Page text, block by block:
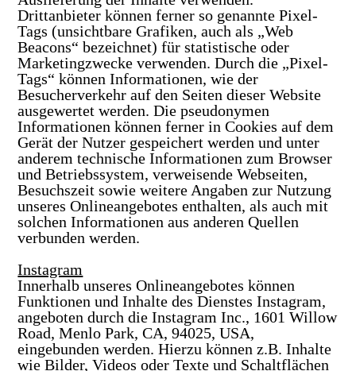
Drittanbieter können ferner so genannte Pixel-
Tags (unsichtbare Grafiken, auch als „Web
Beacons“ bezeichnet) für statistische oder
Marketingzwecke verwenden. Durch die „Pixel-
Tags“ können Informationen, wie der
Besucherverkehr auf den Seiten dieser Website
ausgewertet werden. Die pseudonymen
Informationen können ferner in Cookies auf dem
Gerät der Nutzer gespeichert werden und unter
anderem technische Informationen zum Browser
und Betriebssystem, verweisende Webseiten,
Besuchszeit sowie weitere Angaben zur Nutzung
unseres Onlineangebotes enthalten, als auch mit
solchen Informationen aus anderen Quellen
verbunden werden.
Instagram
Innerhalb unseres Onlineangebotes können
Funktionen und Inhalte des Dienstes Instagram,
angeboten durch die Instagram Inc., 1601 Willow
Road, Menlo Park, CA, 94025, USA,
eingebunden werden. Hierzu können z.B. Inhalte
wie Bilder, Videos oder Texte und Schaltflächen